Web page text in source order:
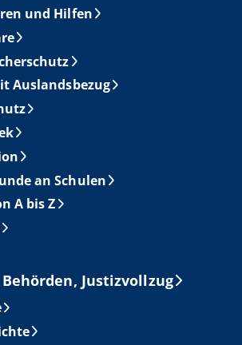
und Hilfen
Auslandsbezug
an Schulen
A bis Z
Justizvollzug